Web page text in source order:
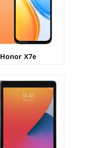
Honor X7e
الذاكرة+الرام:32/128 + 3 جيجابايت
نظام التشغيل:
البطارية:
عرض المواصفات ←
الشاشة: IPS LCD بحجم 9.7 بوصة بدقة 1536p
المعالج:
الكاميرات:
الذاكرة+الرام:
نظام التشغيل: